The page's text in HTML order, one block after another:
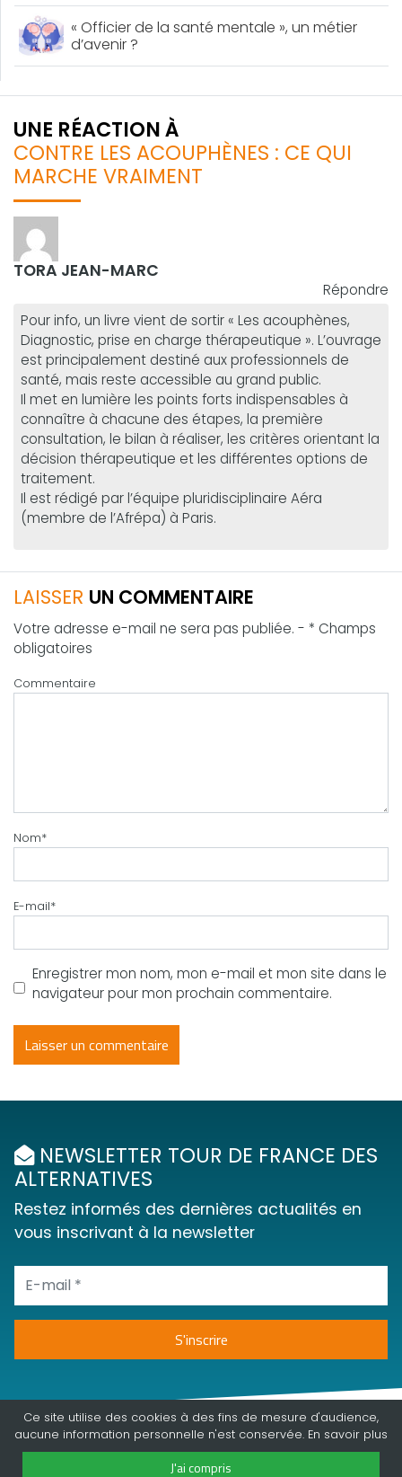
Ce site utilise des cookies à des fins de mesure d'audience,
aucune information personnelle n'est conservée. En savoir plus
J'ai compris
« Officier de la santé mentale », un métier
d’avenir ?
UNE RÉACTION À
CONTRE LES ACOUPHÈNES : CE QUI
MARCHE VRAIMENT
TORA JEAN-MARC
Répondre
Pour info, un livre vient de sortir « Les acouphènes,
Diagnostic, prise en charge thérapeutique ». L’ouvrage
est principalement destiné aux professionnels de
santé, mais reste accessible au grand public.
Il met en lumière les points forts indispensables à
connaître à chacune des étapes, la première
consultation, le bilan à réaliser, les critères orientant la
décision thérapeutique et les différentes options de
traitement.
Il est rédigé par l’équipe pluridisciplinaire Aéra
(membre de l’Afrépa) à Paris.
LAISSER UN COMMENTAIRE
Votre adresse e-mail ne sera pas publiée. - * Champs
obligatoires
Commentaire
Nom*
E-mail*
Enregistrer mon nom, mon e-mail et mon site dans le
navigateur pour mon prochain commentaire.
NEWSLETTER TOUR DE FRANCE DES
ALTERNATIVES
Restez informés des dernières actualités en
vous inscrivant à la newsletter
©2018 - 2026 | Tour de france des alternatives | tous droits réservés